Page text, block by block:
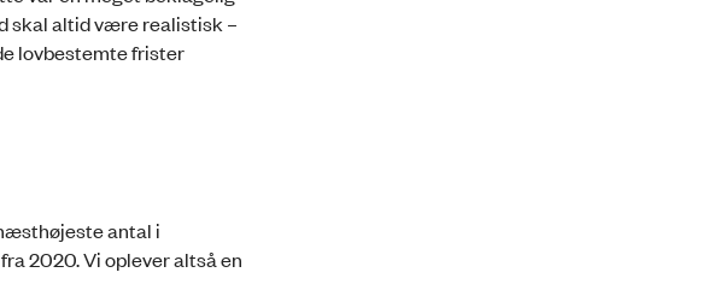
skal altid være realistisk –
lovbestemte frister
antal i
2020. Vi oplever altså en